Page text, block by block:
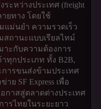
ระหว่างประเทศ (freight
ายทาง โดยใช้
แม่นยำ ความรวดเร็ว
ถานะแบบเรียลไทม์
ะกับความต้องการ
ทุกประเภท ทั้ง B2B,
ารขนส่งข้ามประเทศ
ย SF Express เพื่อ
กาสสู่ตลาดต่างประเทศ
ารไทยในระยะยาว